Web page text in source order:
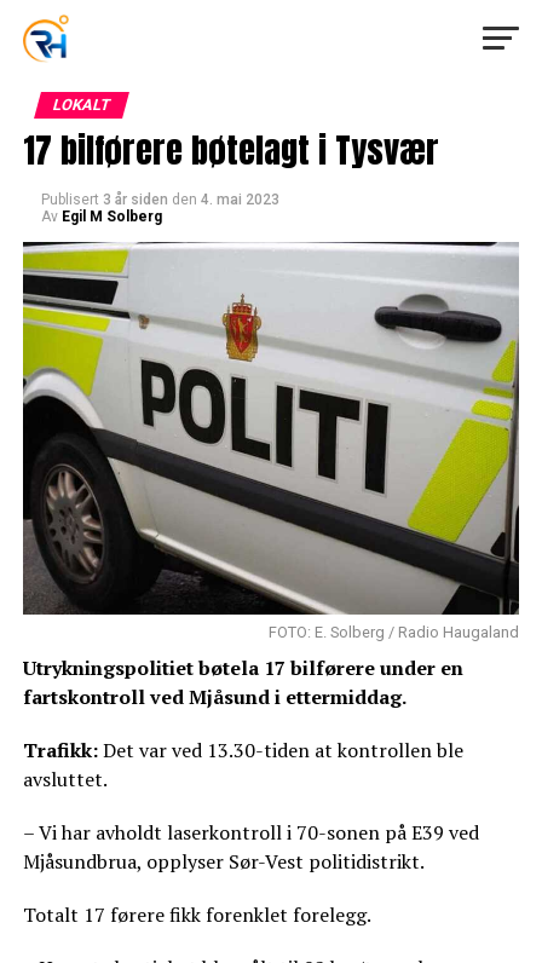
LOKALT
17 bilførere bøtelagt i Tysvær
Publisert 3 år siden den 4. mai 2023
Av Egil M Solberg
FOTO: E. Solberg / Radio Haugaland
Utrykningspolitiet bøtela 17 bilførere under en
fartskontroll ved Mjåsund i ettermiddag.
Trafikk:Det var ved 13.30-tiden at kontrollen ble
avsluttet.
– Vi har avholdt laserkontroll i 70-sonen på E39 ved
Mjåsundbrua, opplyser Sør-Vest politidistrikt.
Totalt 17 førere fikk forenklet forelegg.